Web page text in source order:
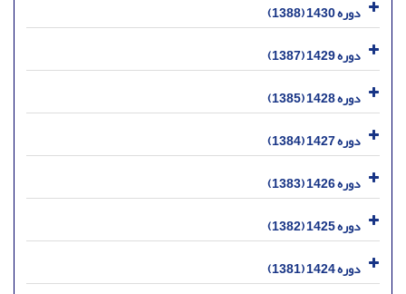
دوره 1430 (1388)
دوره 1429 (1387)
دوره 1428 (1385)
دوره 1427 (1384)
دوره 1426 (1383)
دوره 1425 (1382)
دوره 1424 (1381)